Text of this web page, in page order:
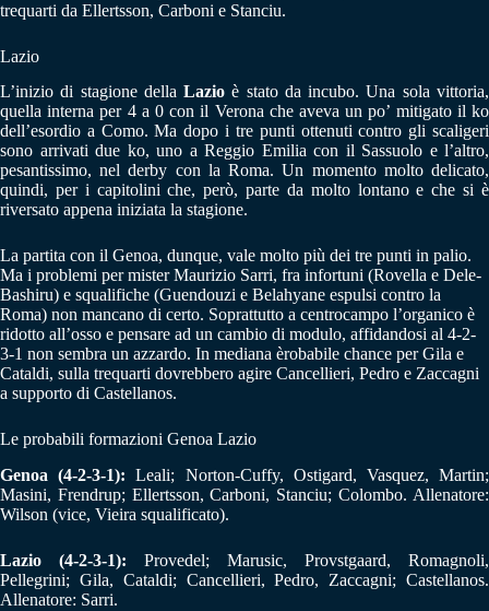
trequarti da Ellertsson, Carboni e Stanciu.
Lazio
L’inizio di stagione dellaLazio è stato da incubo. Una sola vittoria,
quella interna per 4 a 0 con il Verona che aveva un po’ mitigato il ko
dell’esordio a Como. Ma dopo i tre punti ottenuti contro gli scaligeri
sono arrivati due ko, uno a Reggio Emilia con il Sassuolo e l’altro,
pesantissimo, nel derby con la Roma. Un momento molto delicato,
quindi, per i capitolini che, però, parte da molto lontano e che si è
riversato appena iniziata la stagione.
La partita con il Genoa, dunque, vale molto più dei tre punti in palio.
Ma i problemi per mister Maurizio Sarri, fra infortuni (Rovella e Dele-
Bashiru) e squalifiche (Guendouzi e Belahyane espulsi contro la
Roma) non mancano di certo. Soprattutto a centrocampo l’organico è
ridotto all’osso e pensare ad un cambio di modulo, affidandosi al 4-2-
3-1 non sembra un azzardo. In mediana èrobabile chance per Gila e
Cataldi, sulla trequarti dovrebbero agire Cancellieri, Pedro e Zaccagni
a supporto di Castellanos.
Le probabili formazioni Genoa Lazio
Genoa (4-2-3-1): Leali; Norton-Cuffy, Ostigard, Vasquez, Martin;
Masini, Frendrup; Ellertsson, Carboni, Stanciu; Colombo. Allenatore:
Wilson (vice, Vieira squalificato).
Lazio (4-2-3-1): Provedel; Marusic, Provstgaard, Romagnoli,
Pellegrini; Gila, Cataldi; Cancellieri, Pedro, Zaccagni; Castellanos.
Allenatore: Sarri.